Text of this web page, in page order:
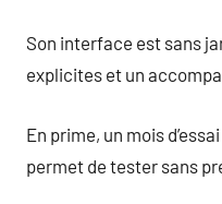
Son interface est sans
explicites et un
En prime, un mois
permet de tester sans